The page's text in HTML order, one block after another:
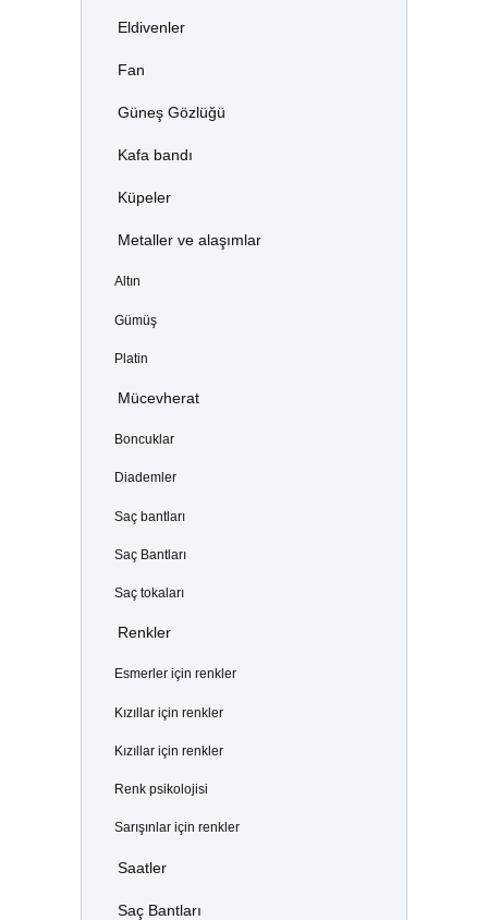
Eldivenler
Fan
Güneş Gözlüğü
Kafa bandı
Küpeler
Metaller ve alaşımlar
Altın
Gümüş
Platin
Mücevherat
Boncuklar
Diademler
Saç bantları
Saç Bantları
Saç tokaları
Renkler
Esmerler için renkler
Kızıllar için renkler
Kızıllar için renkler
Renk psikolojisi
Sarışınlar için renkler
Saatler
Saç Bantları